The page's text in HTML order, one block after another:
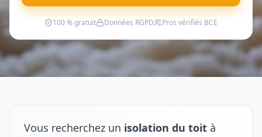
100 % gratuit Données RGPD Pros vérifiés BCE
Vous recherchez un isolation du toit à